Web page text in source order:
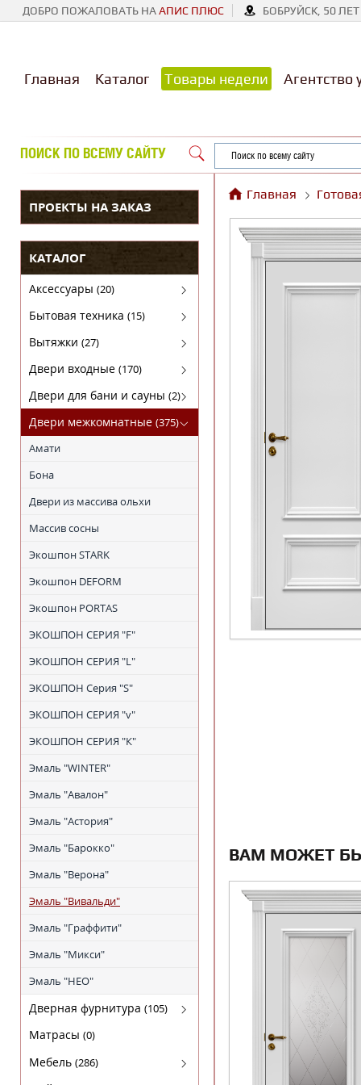
ДОБРО ПОЖАЛОВАТЬ НААПИС ПЛЮС БОБРУЙСК, 50
Главная Каталог Товары недели Агентство
ПОИСК ПО ВСЕМУ САЙТУ
ПРОЕКТЫ НА ЗАКАЗ
КАТАЛОГ
Аксессуары (20)
Аксессуары для бытовой техники
Бытовая техника (15)
Духовые шкафы
Кофемашины
Микроволновки
Поверхности газовые
Поверхности электрические
Холодильники
Вытяжки (27)
FABER
KRONA
SHINDO
TEKA
Двери входные (170)
Luxor(Люксор)
Гарда
МагнаБел
ПРОМЕТ
Сталлер
Двери для бани и сауны (2)
Двери для бани
Двери межкомнатные (375)
Амати
Бона
Двери из массива ольхи
Массив сосны
Экошпон STARK
Экошпон DEFORM
Экошпон PORTAS
ЭКОШПОН СЕРИЯ "F"
ЭКОШПОН СЕРИЯ "L"
ЭКОШПОН Серия "S"
ЭКОШПОН СЕРИЯ "v"
ЭКОШПОН СЕРИЯ "К"
Эмаль "WINTER"
Эмаль "Авалон"
Эмаль "Астория"
Эмаль "Барокко"
Эмаль "Верона"
Эмаль "Вивальди"
Эмаль "Граффити"
Эмаль "Микси"
Эмаль "НЕО"
Дверная фурнитура (105)
Arni (Арни)
Arni Lux
Матрасы (0)
Мебель (286)
Главная
ВАМ МОЖЕТ